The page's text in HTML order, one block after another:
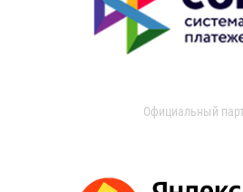
Официальный